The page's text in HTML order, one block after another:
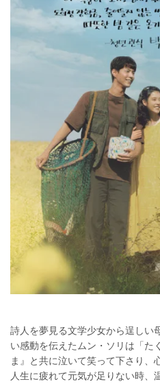
詩人を夢見る文学少女から逞しい
い感動を伝えたムン・ソリは「た
ま』と共に泣いて笑って下さり、
人生に疲れて元気が足りない時、